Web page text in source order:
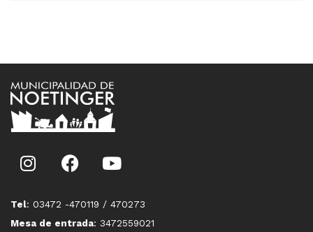
Tel: 03472 -470119 / 470273
Mesa de entrada: 3472559021